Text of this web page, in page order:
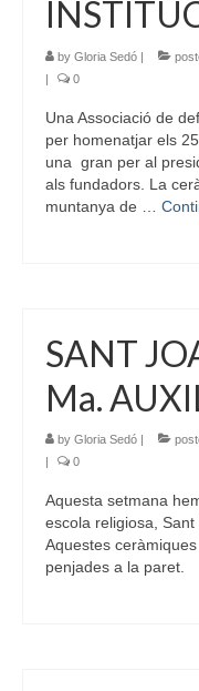
by Gloria Sedó |
|
0
Una Associació de
per homenatjar els
una gran per al
als fundadors. La
muntanya de …
SANT
Ma.
by Gloria Sedó |
|
0
Aquesta setmana
escola religiosa, Sant
Aquestes
penjades a la paret.